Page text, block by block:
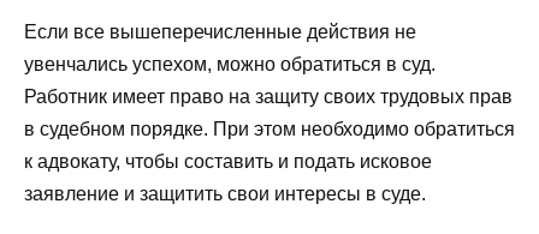
Если все вышеперечисленные действия не
увенчались успехом, можно обратиться в суд.
Работник имеет право на защиту своих трудовых прав
в судебном порядке. При этом необходимо обратиться
к адвокату, чтобы составить и подать исковое
заявление и защитить свои интересы в суде.